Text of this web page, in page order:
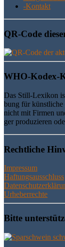
-Kon­takt
QR-Code
WHO-Kodex-
Das Still-Lexi­kon
bung für künst­li­che
nicht mit Fir­men
ger pro­du­zie­ren
Recht­li­che
Impressum
Haftungsausschluss
Urheberrechte
Bit­te